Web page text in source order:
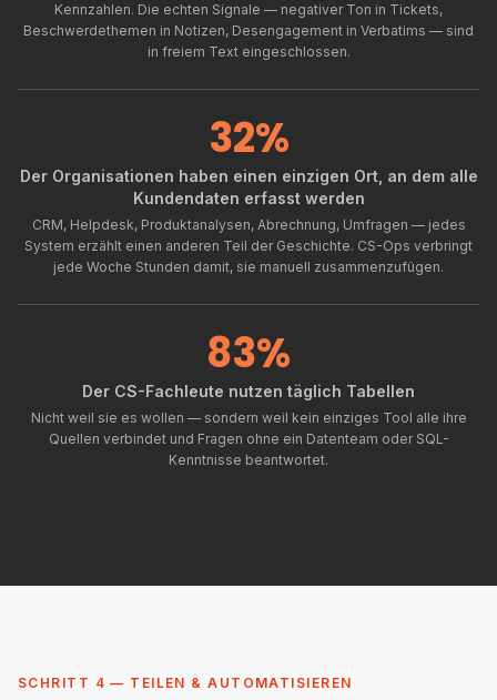
Kennzahlen. Die echten Signale — negativer Ton in Tickets,
Beschwerdethemen in Notizen, Desengagement in Verbatims — sind
in freiem Text eingeschlossen.
32%
Der Organisationen haben einen einzigen Ort, an dem alle
Kundendaten erfasst werden
CRM, Helpdesk, Produktanalysen, Abrechnung, Umfragen — jedes
System erzählt einen anderen Teil der Geschichte. CS-Ops verbringt
jede Woche Stunden damit, sie manuell zusammenzufügen.
83%
Der CS-Fachleute nutzen täglich Tabellen
Nicht weil sie es wollen — sondern weil kein einziges Tool alle ihre
Quellen verbindet und Fragen ohne ein Datenteam oder SQL-
Kenntnisse beantwortet.
SCHRITT 4 — TEILEN & AUTOMATISIEREN